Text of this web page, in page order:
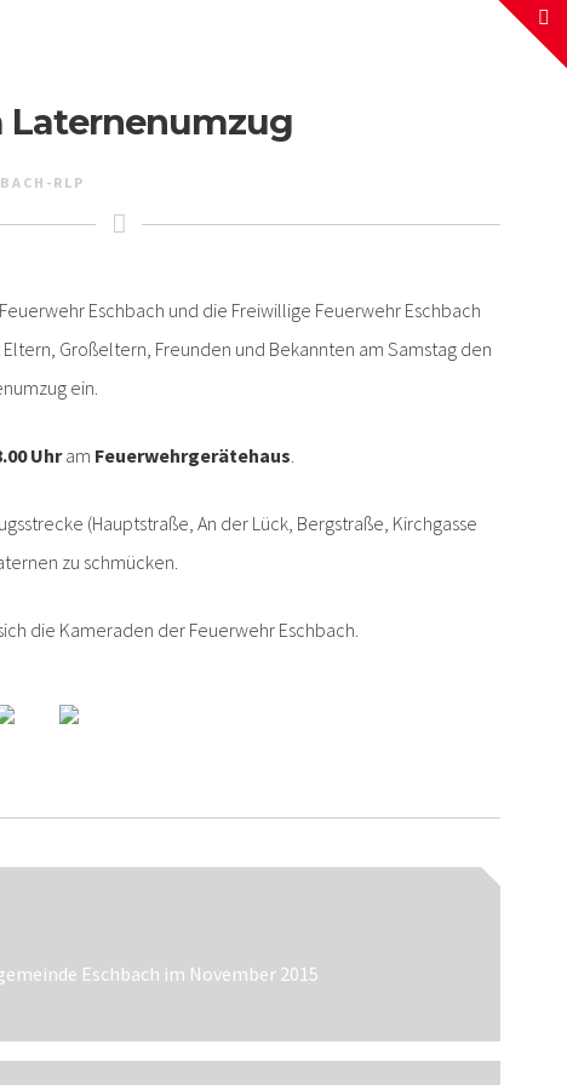
Laternenumzug
RLP
Eschbach und die Freiwillige Feuerwehr Eschbach
Großeltern, Freunden und Bekannten am Samstag den
ein.
Uhram Feuerwehrgerätehaus
(Hauptstraße, An der Lück, Bergstraße, Kirchgasse
zu schmücken.
die Kameraden der Feuerwehr Eschbach.
Eschbach im November 2015